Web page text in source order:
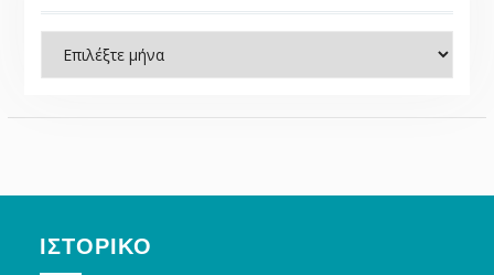
Ιστορικό
ΙΣΤΟΡΙΚΌ